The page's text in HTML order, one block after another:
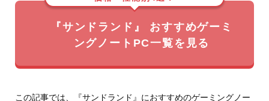
『サンドランド』 おすすめゲーミ
ングノートPC一覧を見る
この記事では、『サンドランド』におすすめのゲーミングノー